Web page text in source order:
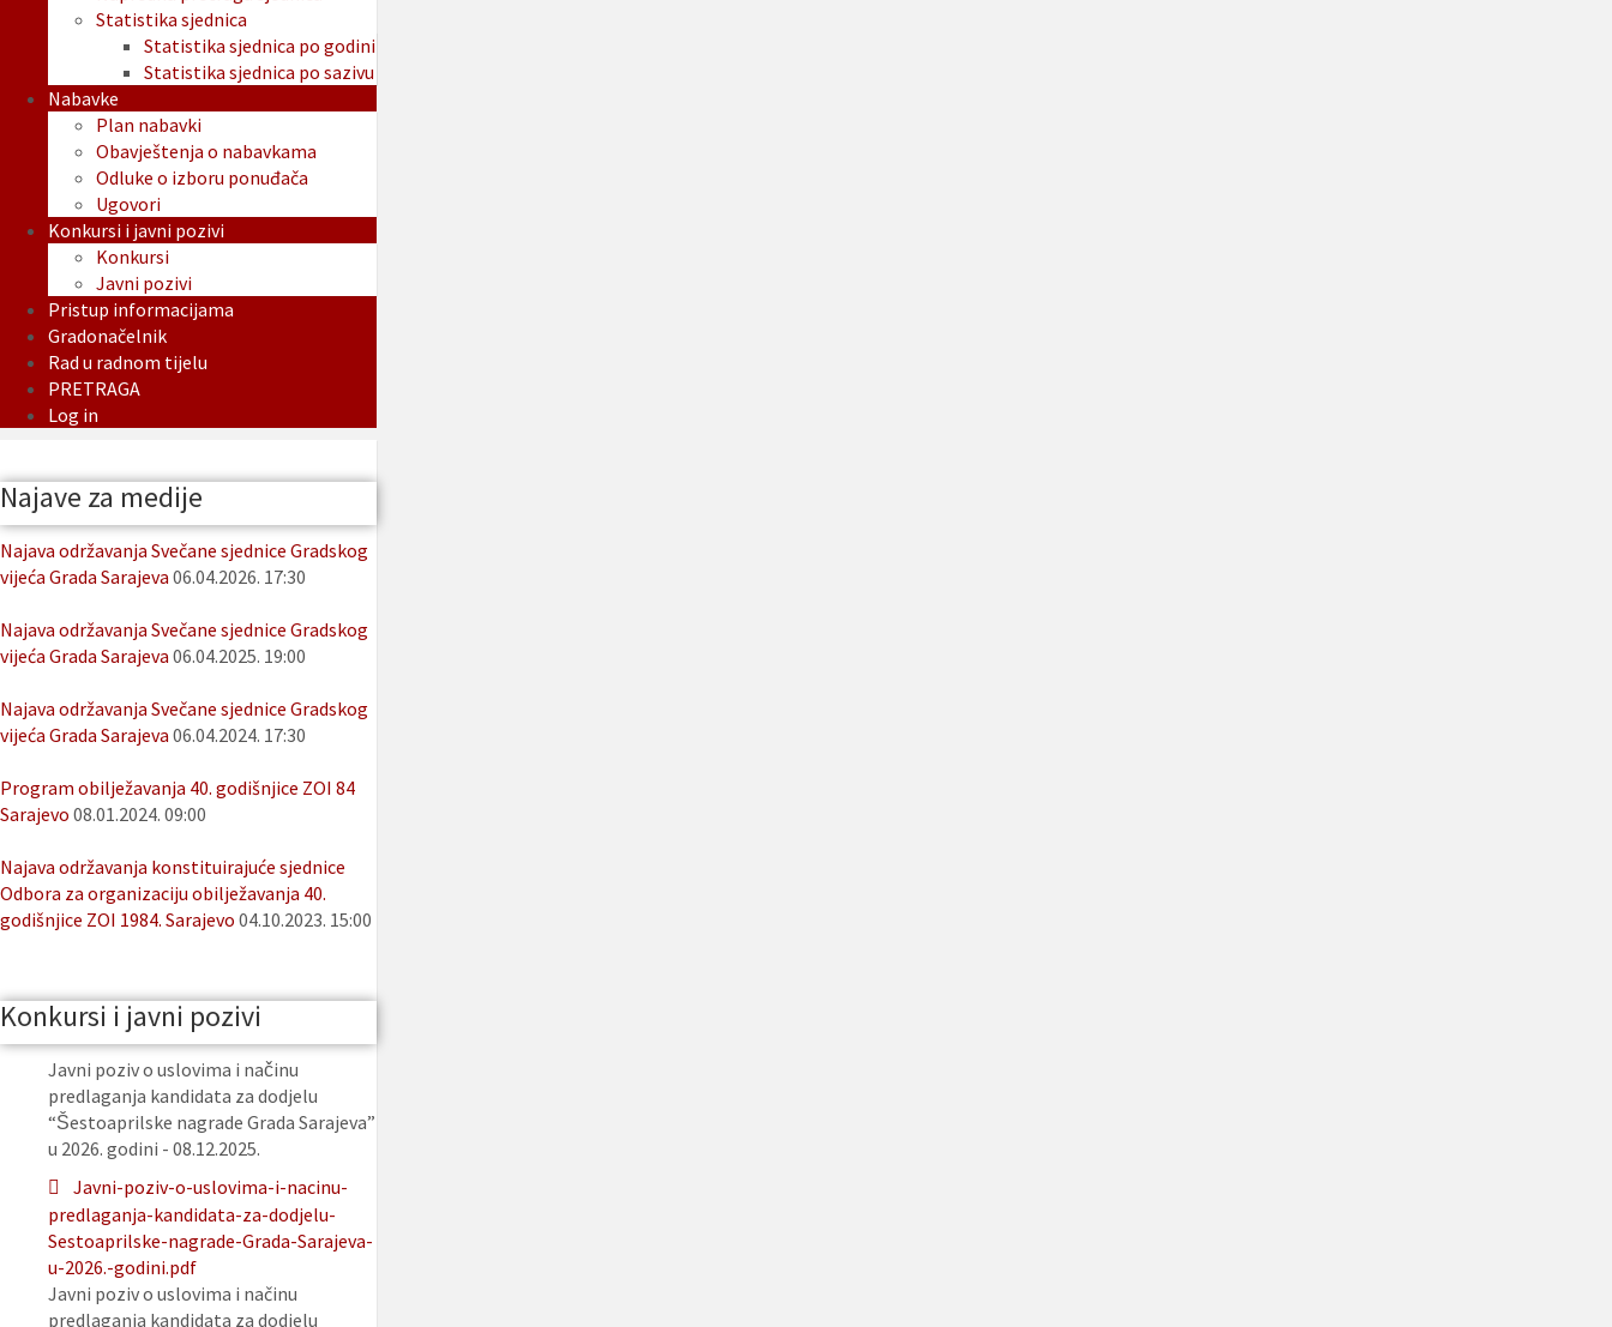
Statistika sjednica
Statistika sjednica po godini
Statistika sjednica po sazivu
Nabavke
Plan nabavki
Obavještenja o nabavkama
Odluke o izboru ponuđača
Ugovori
Konkursi i javni pozivi
Konkursi
Javni pozivi
Pristup informacijama
Gradonačelnik
Rad u radnom tijelu
PRETRAGA
Log in
Najave za medije
Najava održavanja Svečane sjednice Gradskog
vijeća Grada Sarajeva 06.04.2026. 17:30
Najava održavanja Svečane sjednice Gradskog
vijeća Grada Sarajeva 06.04.2025. 19:00
Najava održavanja Svečane sjednice Gradskog
vijeća Grada Sarajeva 06.04.2024. 17:30
Program obilježavanja 40. godišnjice ZOI 84
Sarajevo 08.01.2024. 09:00
Najava održavanja konstituirajuće sjednice
Odbora za organizaciju obilježavanja 40.
godišnjice ZOI 1984. Sarajevo 04.10.2023. 15:00
Konkursi i javni pozivi
Javni poziv o uslovima i načinu
predlaganja kandidata za dodjelu
“Šestoaprilske nagrade Grada Sarajeva”
u 2026. godini - 08.12.2025.
Javni-poziv-o-uslovima-i-nacinu-
predlaganja-kandidata-za-dodjelu-
Sestoaprilske-nagrade-Grada-Sarajeva-
u-2026.-godini.pdf
Javni poziv o uslovima i načinu
predlaganja kandidata za dodjelu